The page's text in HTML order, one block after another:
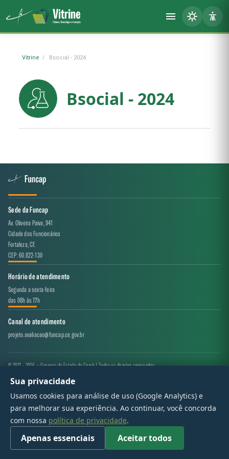
Vitrine Bsocial - 2024
Bsocial - 2024
Sede da Funcap
Av. Oliveira Paiva, 941
Cidade dos Funcionários
Fortaleza, CE
CEP: 60.822-130
Horário de atendimento
Segunda a sexta-feira
das 08h às 17h
Canal de atendimento
projeto.avaliacao@funcap.ce.gov.br
© 2017 - 2026 — Governo do Estado do Ceará | Todos os direitos reservados
Sua privacidade
Usamos cookies para análise de uso (Google Analytics) e
para melhorar sua experiência. Ao continuar, você concorda
com nossa política de privacidade.
Apenas essenciais Aceitar todos